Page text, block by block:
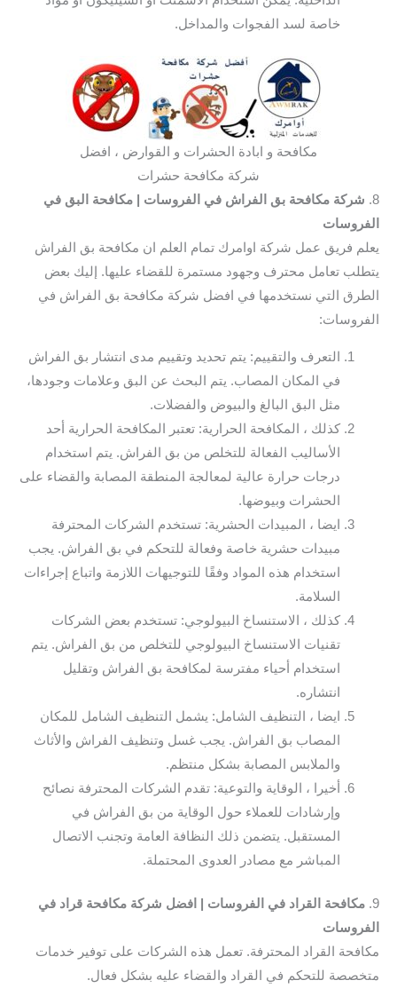
خاصة لسد الفجوات والمداخل.
مكافحة و ابادة الحشرات و القوارض ، افضل
شركة مكافحة حشرات
8. شركة مكافحة بق الفراش في الفروسات
| مكافحة البق في
الفروسات
يعلم فريق عمل شركة اوامرك تمام العلم ان مكافحة بق الفراش
يتطلب تعامل محترف وجهود مستمرة للقضاء عليها. إليك بعض
الطرق التي نستخدمها في افضل شركة مكافحة بق الفراش في
الفروسات:
التعرف والتقييم: يتم تحديد وتقييم مدى انتشار بق الفراش
في المكان المصاب. يتم البحث عن البق وعلامات وجودها،
مثل البق البالغ والبيوض والفضلات.
كذلك ، المكافحة الحرارية: تعتبر المكافحة الحرارية أحد
الأساليب الفعالة للتخلص من بق الفراش. يتم استخدام
درجات حرارة عالية لمعالجة المنطقة المصابة والقضاء على
الحشرات وبيوضها.
ايضا ، المبيدات الحشرية: تستخدم الشركات المحترفة
مبيدات حشرية خاصة وفعالة للتحكم في بق الفراش. يجب
استخدام هذه المواد وفقًا للتوجيهات اللازمة واتباع إجراءات
السلامة.
كذلك ، الاستنساخ البيولوجي: تستخدم بعض الشركات
تقنيات الاستنساخ البيولوجي للتخلص من بق الفراش. يتم
استخدام أحياء مفترسة لمكافحة بق الفراش وتقليل
انتشاره.
ايضا ، التنظيف الشامل: يشمل التنظيف الشامل للمكان
المصاب بق الفراش. يجب غسل وتنظيف الفراش والأثاث
والملابس المصابة بشكل منتظم.
أخيرا ، الوقاية والتوعية: تقدم الشركات المحترفة نصائح
وإرشادات للعملاء حول الوقاية من بق الفراش في
المستقبل. يتضمن ذلك النظافة العامة وتجنب الاتصال
المباشر مع مصادر العدوى المحتملة.
9. مكافحة القراد في الفروسات | افضل شركة مكافحة قراد في
الفروسات
مكافحة القراد المحترفة. تعمل هذه الشركات على توفير خدمات
متخصصة للتحكم في القراد والقضاء عليه بشكل فعال.